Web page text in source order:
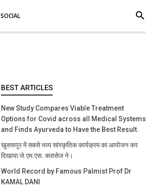
SOCIAL search
BEST ARTICLES
New Study Compares Viable Treatment
Options for Covid across all Medical Systems
and Finds Ayurveda to Have the Best Result.
खुसरूपुर में सबसे भव्य सांस्कृतिक कार्यक्रम का आयोजन कर
दिखाया जे.एम.एस. क्लासेज ने।
World Record by Famous Palmist Prof Dr
KAMAL DANI